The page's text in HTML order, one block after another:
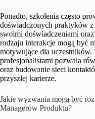
Ponadto, szkolenia często
doświadczonych praktyków
swoimi doświadczeniami
rodzaju interakcje mogą być
motywujące dla uczestników.
profesjonalistami pozwala
oraz budowanie sieci
przyszłej karierze.
Jakie wyzwania mogą być
Managerów Produktu?